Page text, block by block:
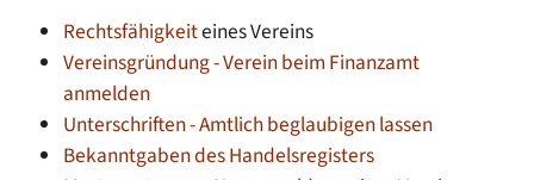
Rechtsfähigkeiteines Vereins
Vereinsgründung - Verein beim Finanzamt
anmelden
Unterschriften - Amtlich beglaubigen lassen
Bekanntgaben des Handelsregisters